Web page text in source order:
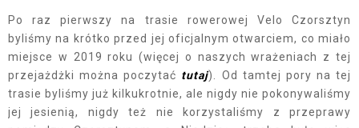
Po raz pierwszy na trasie rowerowej Velo Czorsztyn
byliśmy na krótko przed jej oficjalnym otwarciem, co miało
miejsce w 2019 roku (więcej o naszych wrażeniach z tej
przejażdżki można poczytać tutaj). Od tamtej pory na tej
trasie byliśmy już kilkukrotnie, ale nigdy nie pokonywaliśmy
jej jesienią, nigdy też nie korzystaliśmy z przeprawy